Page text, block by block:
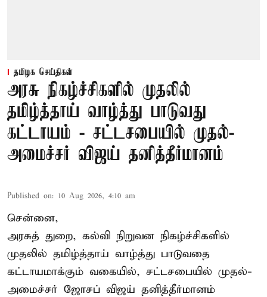
தமிழக செய்திகள்
அரசு நிகழ்ச்சிகளில் முதலில்
தமிழ்த்தாய் வாழ்த்து பாடுவது
கட்டாயம் - சட்டசபையில் முதல்-
அமைச்சர் விஜய் தனித்தீர்மானம்
Published on: 10 Aug 2026, 4:10 am
சென்னை,
அரசுத் துறை, கல்வி நிறுவன நிகழ்ச்சிகளில்
முதலில் தமிழ்த்தாய் வாழ்த்து பாடுவதை
கட்டாயமாக்கும் வகையில், சட்டசபையில் முதல்-
அமைச்சர் ஜோசப் விஜய் தனித்தீர்மானம்